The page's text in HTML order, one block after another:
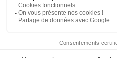
Menu Pied de page
Mentions Légales
Politique de confidentialité